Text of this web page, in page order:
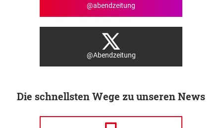
@abendzeitung
@Abendzeitung
Die schnellsten Wege zu unseren News